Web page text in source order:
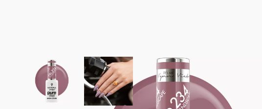
View larger imageView larger image